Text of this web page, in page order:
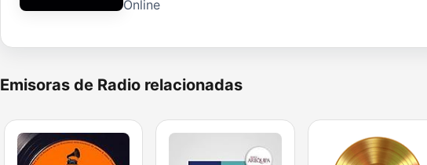
Online
Emisoras de Radio relacionadas